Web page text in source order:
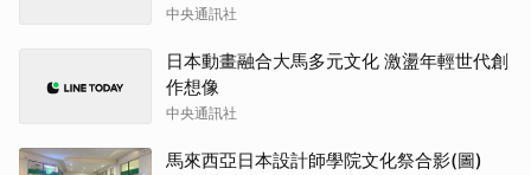
中央通訊社
日本動畫融合大馬多元文化 激盪年輕世代創
作想像
中央通訊社
馬來西亞日本設計師學院文化祭合影(圖)